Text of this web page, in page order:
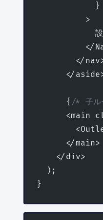
            }
          >
設
</
</
</
      {
/* 子ル
<main
      </main>
    </div>
  );
}